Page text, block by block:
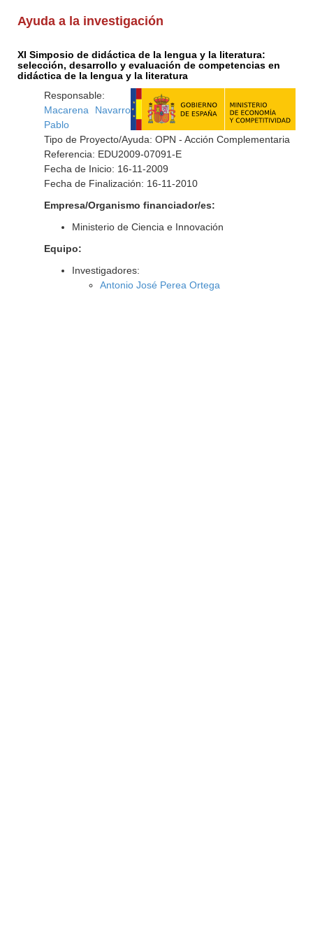
Ayuda a la investigación
XI Simposio de didáctica de la lengua y la literatura:
selección, desarrollo y evaluación de competencias en
didáctica de la lengua y la literatura
Responsable:
Macarena Navarro
Pablo
Tipo de Proyecto/Ayuda: OPN - Acción Complementaria
Referencia: EDU2009-07091-E
Fecha de Inicio: 16-11-2009
Fecha de Finalización: 16-11-2010
Empresa/Organismo financiador/es:
Ministerio de Ciencia e Innovación
Equipo:
Investigadores:
Antonio José Perea Ortega